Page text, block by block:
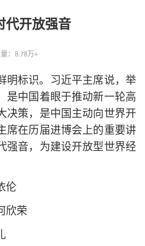
代开放强音
：8.78万+
明标识。习近平主席说，举
是中国着眼于推动新一轮高
决策，是中国主动向世界开
席在历届进博会上的重要讲
强音，为建设开放型世界经
伦
欣荣